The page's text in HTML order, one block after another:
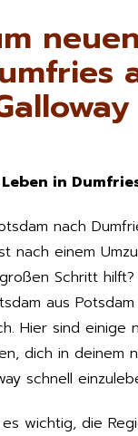
in
nach
nach einem
Schritt hilft?
aus
Hier sind einige
dich in deinem
schnell
wichtig, die